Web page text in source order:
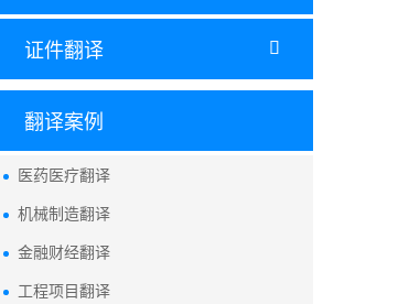
证件翻译 
翻译案例
医药医疗翻译
机械制造翻译
金融财经翻译
工程项目翻译